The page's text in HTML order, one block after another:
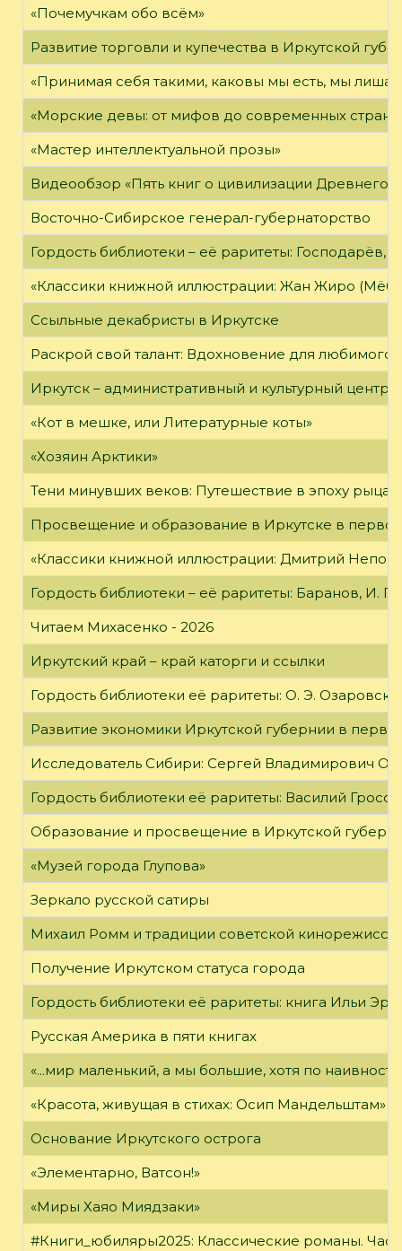
«Почемучкам обо всём»
Развитие торговли и купечества в Иркутской
«Принимая себя такими, каковы мы есть, мы
«Морские девы: от мифов до современных
«Мастер интеллектуальной прозы»
Видеообзор «Пять книг о цивилизации Древнего
Восточно-Сибирское генерал-губернаторство
Гордость библиотеки – её раритеты:
«Классики книжной иллюстрации: Жан Жиро
Ссыльные декабристы в Иркутске
Раскрой свой талант: Вдохновение для любимого
Иркутск – административный и культурный центр
«Кот в мешке, или Литературные коты»
«Хозяин Арктики»
Тени минувших веков: Путешествие в эпоху
Просвещение и образование в Иркутске в
«Классики книжной иллюстрации: Дмитрий
Гордость библиотеки – её раритеты: Баранов, И.
Читаем Михасенко - 2026
Иркутский край – край каторги и ссылки
Гордость библиотеки её раритеты: О. Э.
Развитие экономики Иркутской губернии в
Исследователь Сибири: Сергей Владимирович
Гордость библиотеки её раритеты: Василий
Образование и просвещение в Иркутской
«Музей города Глупова»
Зеркало русской сатиры
Михаил Ромм и традиции советской
Получение Иркутском статуса города
Гордость библиотеки её раритеты: книга Ильи
Русская Америка в пяти книгах
«...мир маленький, а мы большие, хотя по
«Красота, живущая в стихах: Осип Мандельштам»
Основание Иркутского острога
«Элементарно, Ватсон!»
«Миры Хаяо Миядзаки»
#Книги_юбиляры2025: Классические романы.